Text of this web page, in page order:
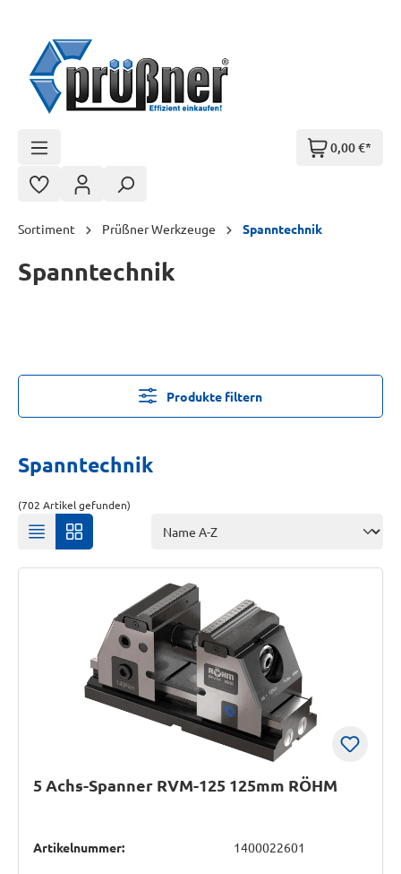
0,00 €*
Sortiment Prüßner Werkzeuge Spanntechnik
Spanntechnik
Produkte filtern
Spanntechnik
(702 Artikel gefunden)
5 Achs-Spanner RVM-125 125mm RÖHM
Artikelnummer: 1400022601